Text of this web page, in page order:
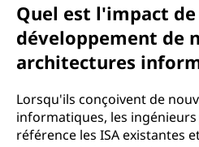
Quel est l'impact
développement de
architectures
Lorsqu'ils conçoivent de
informatiques, les
référence les ISA existantes